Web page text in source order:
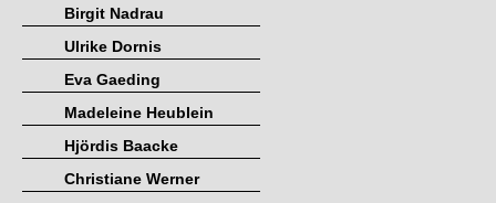
Birgit Nadrau
Ulrike Dornis
Eva Gaeding
Madeleine Heublein
Hjördis Baacke
Christiane Werner